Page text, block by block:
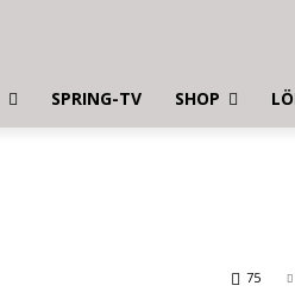
SPRING-TV SHOP
75